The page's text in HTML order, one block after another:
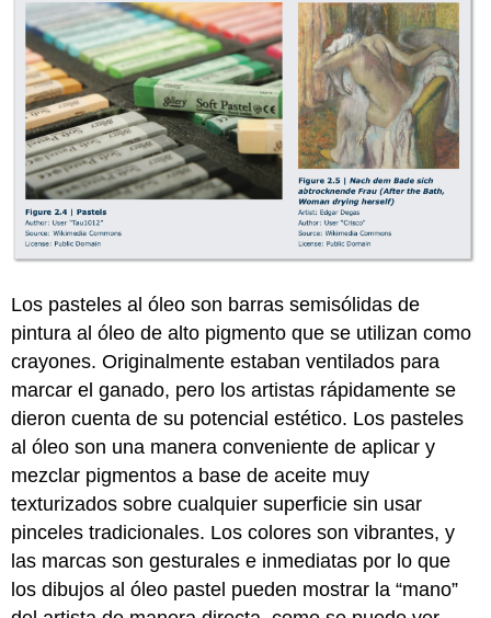
Los pasteles al óleo son barras semisólidas de
pintura al óleo de alto pigmento que se utilizan como
crayones. Originalmente estaban ventilados para
marcar el ganado, pero los artistas rápidamente se
dieron cuenta de su potencial estético. Los pasteles
al óleo son una manera conveniente de aplicar y
mezclar pigmentos a base de aceite muy
texturizados sobre cualquier superficie sin usar
pinceles tradicionales. Los colores son vibrantes, y
las marcas son gesturales e inmediatas por lo que
los dibujos al óleo pastel pueden mostrar la “mano”